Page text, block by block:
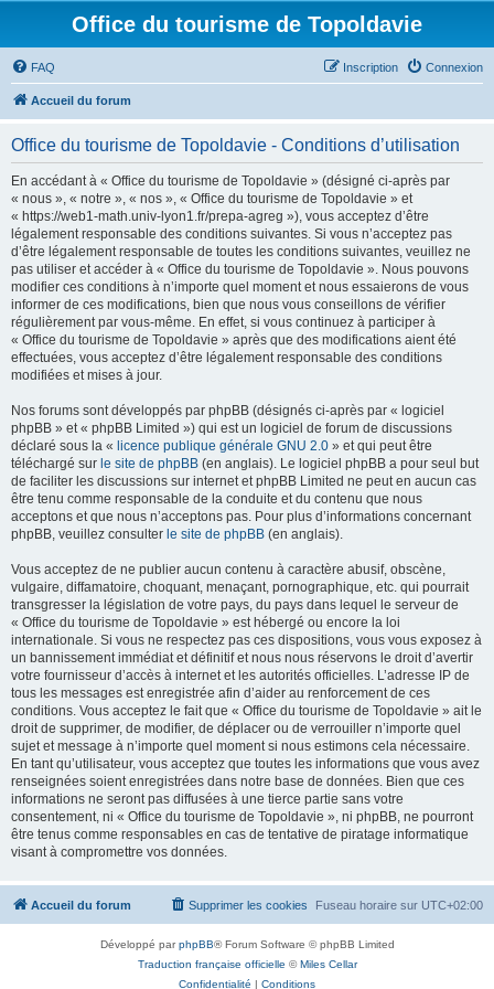
Office du tourisme de Topoldavie
FAQ Connexion
Inscription
Accueil du forum
Office du tourisme de Topoldavie - Conditions d’utilisation
En accédant à « Office du tourisme de Topoldavie » (désigné ci-après par
« nous », « notre », « nos », « Office du tourisme de Topoldavie » et
« https://web1-math.univ-lyon1.fr/prepa-agreg »), vous acceptez d’être
légalement responsable des conditions suivantes. Si vous n’acceptez pas
d’être légalement responsable de toutes les conditions suivantes, veuillez ne
pas utiliser et accéder à « Office du tourisme de Topoldavie ». Nous pouvons
modifier ces conditions à n’importe quel moment et nous essaierons de vous
informer de ces modifications, bien que nous vous conseillons de vérifier
régulièrement par vous-même. En effet, si vous continuez à participer à
« Office du tourisme de Topoldavie » après que des modifications aient été
effectuées, vous acceptez d’être légalement responsable des conditions
modifiées et mises à jour.
Nos forums sont développés par phpBB (désignés ci-après par « logiciel
phpBB » et « phpBB Limited ») qui est un logiciel de forum de discussions
déclaré sous la « licence publique générale GNU 2.0 » et qui peut être
téléchargé sur le site de phpBB (en anglais). Le logiciel phpBB a pour seul but
de faciliter les discussions sur internet et phpBB Limited ne peut en aucun cas
être tenu comme responsable de la conduite et du contenu que nous
acceptons et que nous n’acceptons pas. Pour plus d’informations concernant
phpBB, veuillez consulter le site de phpBB (en anglais).
Vous acceptez de ne publier aucun contenu à caractère abusif, obscène,
vulgaire, diffamatoire, choquant, menaçant, pornographique, etc. qui pourrait
transgresser la législation de votre pays, du pays dans lequel le serveur de
« Office du tourisme de Topoldavie » est hébergé ou encore la loi
internationale. Si vous ne respectez pas ces dispositions, vous vous exposez à
un bannissement immédiat et définitif et nous nous réservons le droit d’avertir
votre fournisseur d’accès à internet et les autorités officielles. L’adresse IP de
tous les messages est enregistrée afin d’aider au renforcement de ces
conditions. Vous acceptez le fait que « Office du tourisme de Topoldavie » ait le
droit de supprimer, de modifier, de déplacer ou de verrouiller n’importe quel
sujet et message à n’importe quel moment si nous estimons cela nécessaire.
En tant qu’utilisateur, vous acceptez que toutes les informations que vous avez
renseignées soient enregistrées dans notre base de données. Bien que ces
informations ne seront pas diffusées à une tierce partie sans votre
consentement, ni « Office du tourisme de Topoldavie », ni phpBB, ne pourront
être tenus comme responsables en cas de tentative de piratage informatique
visant à compromettre vos données.
Accueil du forum Fuseau horaire sur UTC+02:00
Supprimer les cookies
Développé parphpBB® Forum Software © phpBB Limited
Traduction française officielle ©Miles Cellar
Confidentialité | Conditions